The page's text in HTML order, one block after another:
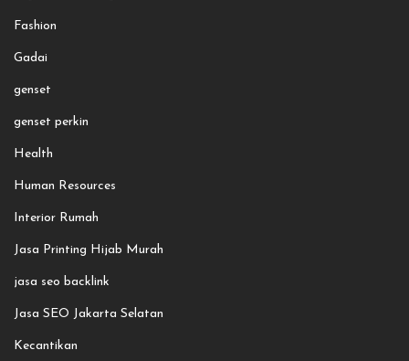
Fashion
Gadai
genset
genset perkin
Health
Human Resources
Interior Rumah
Jasa Printing Hijab Murah
jasa seo backlink
Jasa SEO Jakarta Selatan
Kecantikan